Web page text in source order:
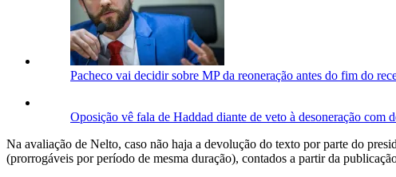
Pacheco vai decidir sobre MP da reoneração antes do fim do
Oposição vê fala de Haddad diante de veto à desoneração com
Na avaliação de Nelto, caso não haja a devolução do texto por parte do
(prorrogáveis por período de mesma duração), contados a partir da